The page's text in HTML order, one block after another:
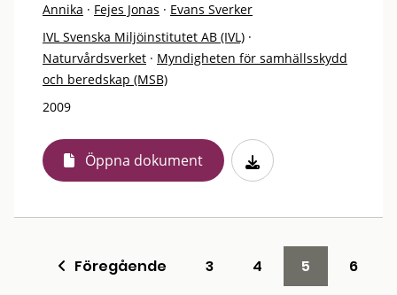
Annika · Fejes Jonas · Evans Sverker
IVL Svenska Miljöinstitutet AB (IVL) ·
Naturvårdsverket · Myndigheten för samhällsskydd
och beredskap (MSB)
2009
Öppna dokument
Föregående 3 4 5
6